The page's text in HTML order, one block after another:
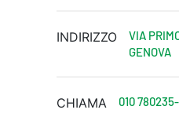
INDIRIZZO
VIA
GENOVA
CHIAMA 010